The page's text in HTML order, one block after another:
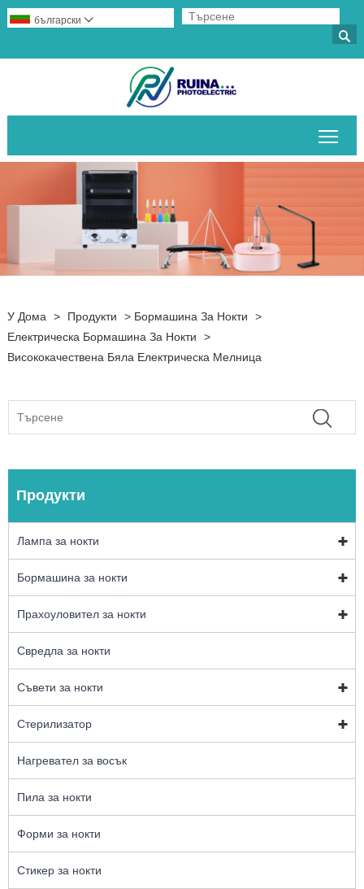

български 
У Дома > Продукти > Бормашина За Нокти
>
Електрическа Бормашина За Нокти
>
Висококачествена Бяла Електрическа Мелница
Продукти
Лампа за нокти
Бормашина за нокти
Прахоуловител за нокти
Свредла за нокти
Съвети за нокти
Стерилизатор
Нагревател за восък
Пила за нокти
Форми за нокти
Стикер за нокти